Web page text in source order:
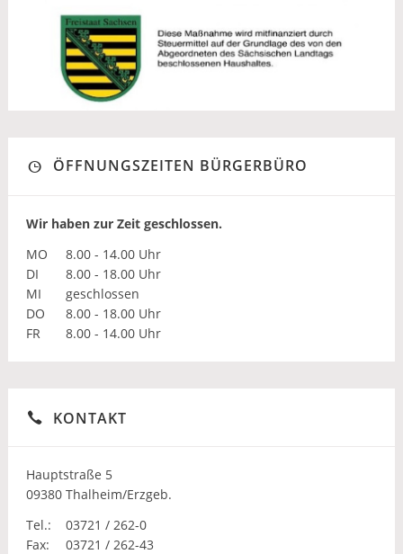
ÖFFNUNGSZEITEN BÜRGERBÜRO
Wir haben zur Zeit geschlossen.
MO
8.00 - 14.00 Uhr
DI
8.00 - 18.00 Uhr
MI
geschlossen
DO
8.00 - 18.00 Uhr
FR
8.00 - 14.00 Uhr
KONTAKT
Hauptstraße 5
09380 Thalheim/Erzgeb.
Tel.:
03721 / 262-0
Fax:
03721 / 262-43